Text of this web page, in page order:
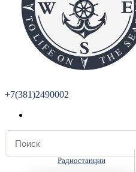
+7(381)2490002
Радиостанции